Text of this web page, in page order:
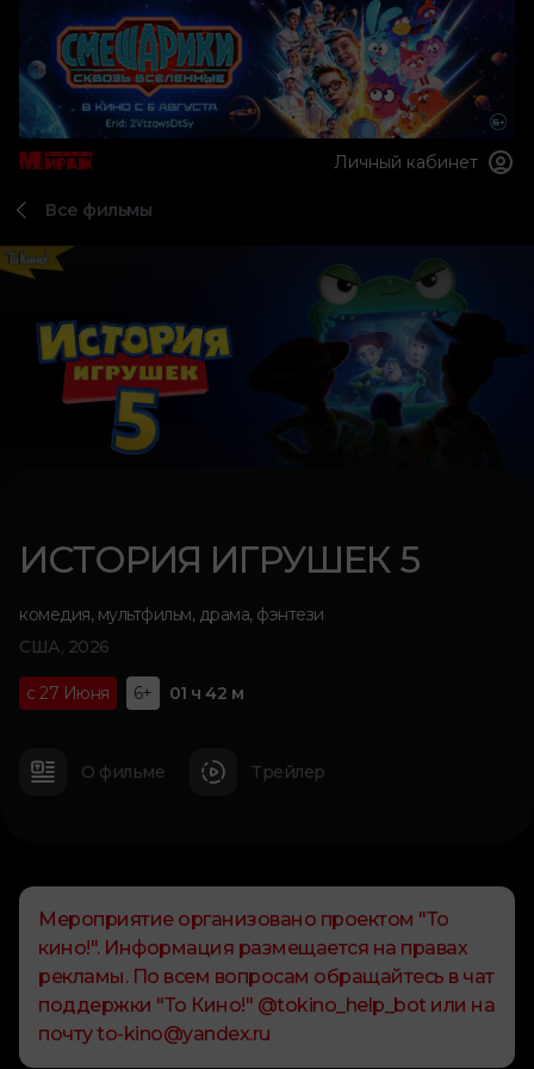
Личный кабинет
Все фильмы
ИСТОРИЯ ИГРУШЕК 5
комедия,мультфильм,драма,фэнтези
США, 2026
с 27 Июня 6+ 01 ч 42 м
О фильме Трейлер
Мероприятие организовано проектом "То
кино!". Информация размещается на правах
рекламы. По всем вопросам обращайтесь в чат
поддержки "То Кино!" @tokino_help_bot или на
почту to-kino@yandex.ru